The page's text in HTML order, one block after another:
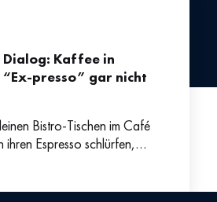
Dialog: Kaffee in
presso” gar nicht
Bistro-Tischen im Café
ihren Espresso schlürfen,